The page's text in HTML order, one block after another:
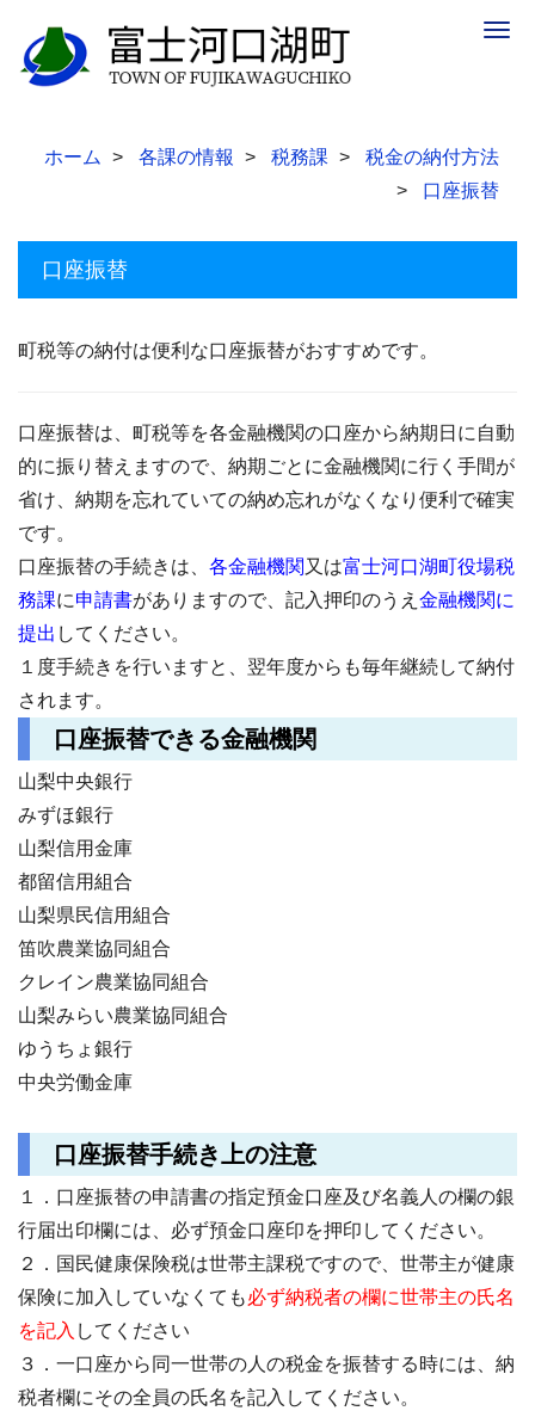
ホーム 各課の情報 税務課
税金の納付方法
口座振替
口座振替
町税等の納付は便利な口座振替がおすすめです。
口座振替は、町税等を各金融機関の口座から納期日に自動
的に振り替えますので、納期ごとに金融機関に行く手間が
省け、納期を忘れていての納め忘れがなくなり便利で確実
です。
口座振替の手続きは、 各金融機関 又は富士河口湖町役場税
務課に申請書がありますので、記入押印のうえ 金融機関に
提出 してください。
１度手続きを行いますと、翌年度からも毎年継続して納付
されます。
口座振替できる金融機関
山梨中央銀行
みずほ銀行
山梨信用金庫
都留信用組合
山梨県民信用組合
笛吹農業協同組合
クレイン農業協同組合
山梨みらい農業協同組合
ゆうちょ銀行
中央労働金庫
口座振替手続き上の注意
１．口座振替の申請書の指定預金口座及び名義人の欄の銀
行届出印欄には、必ず預金口座印を押印してください。
２．国民健康保険税は世帯主課税ですので、世帯主が健康
保険に加入していなくても必ず納税者の欄に世帯主の氏名
を記入 してください
３．一口座から同一世帯の人の税金を振替する時には、納
税者欄にその全員の氏名を記入してください。